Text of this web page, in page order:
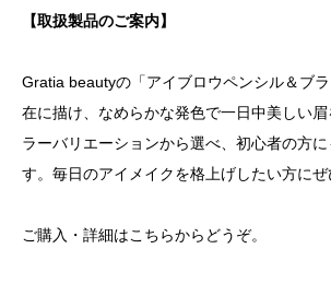
【取扱製品のご案内】
Gratia beautyの「アイブロウペンシル＆ブ
在に描け、なめらかな発色で一日中美しい
ラーバリエーションから選べ、初心者の方
す。毎日のアイメイクを格上げしたい方にぜ
ご購入・詳細はこちらからどうぞ。